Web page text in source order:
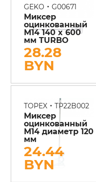
GEKO • G00671
Миксер
оцинкованный
М14 140 x 600
мм TURBO
28.28
BYN
TOPEX• TP22B002
Миксер
оцинкованный
М14 диаметр 120
мм
24.44
BYN